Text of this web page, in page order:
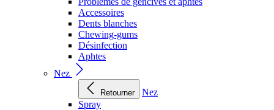
Accessoires
Dents blanches
Chewing-gums
Désinfection
Aphtes
Nez
Retourner
Nez
Spray